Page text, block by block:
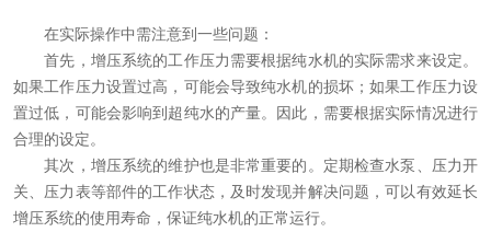
在实际操作中需注意到一些问题：
首先，增压系统的工作压力需要根据纯水机的实际需求来设定。
如果工作压力设置过高，可能会导致纯水机的损坏；如果工作压力设
置过低，可能会影响到超纯水的产量。因此，需要根据实际情况进行
合理的设定。
其次，增压系统的维护也是非常重要的。定期检查水泵、压力开
关、压力表等部件的工作状态，及时发现并解决问题，可以有效延长
增压系统的使用寿命，保证纯水机的正常运行。